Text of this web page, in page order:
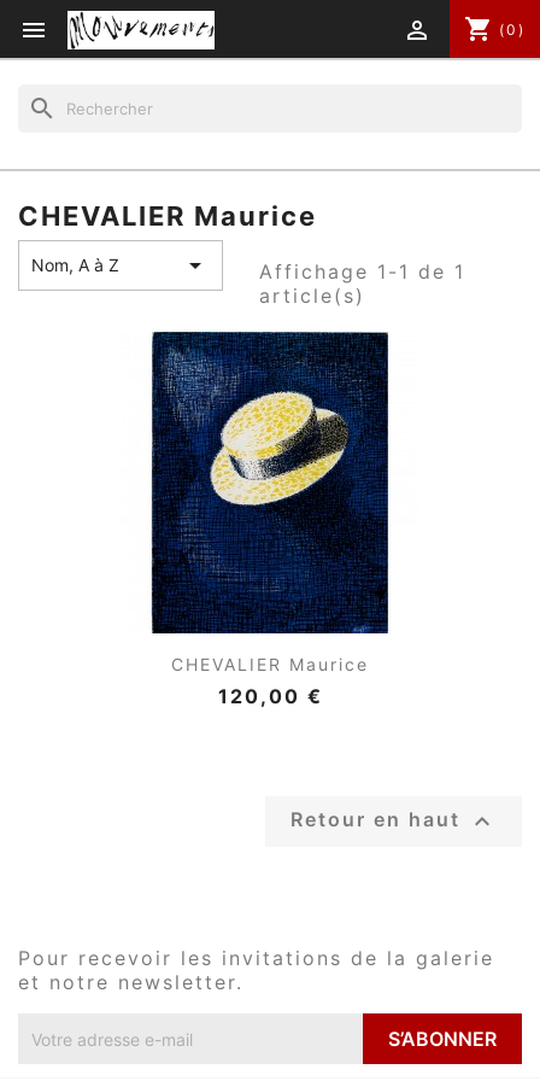
 shopping_cart (0)

search
CHEVALIER Maurice
Nom, A à Z 
Affichage 1-1 de 1
article(s)
CHEVALIER Maurice
120,00 €
Retour en haut 
Pour recevoir les invitations de la galerie
et notre newsletter.